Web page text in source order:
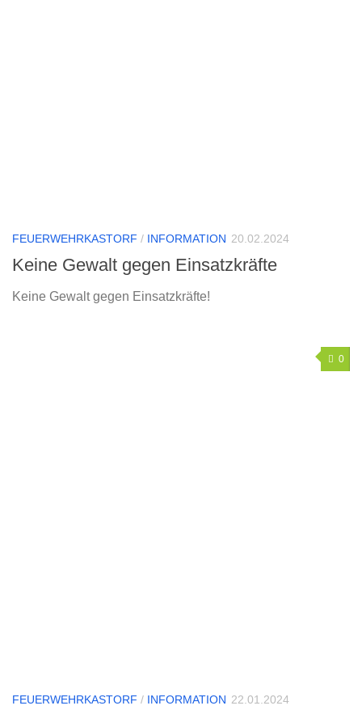
FEUERWEHRKASTORF / INFORMATION 20.02.2024
Keine Gewalt gegen Einsatzkräfte
Keine Gewalt gegen Einsatzkräfte!
0
FEUERWEHRKASTORF / INFORMATION 22.01.2024